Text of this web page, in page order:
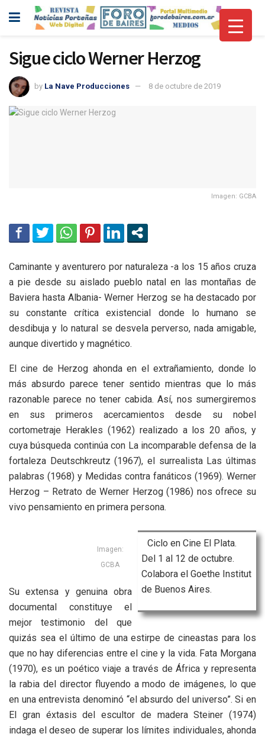
Sigue ciclo Werner Herzog
by La Nave Producciones 8 de octubre de 2019
Imagen: GCBA
Caminante y aventurero por naturaleza -a los 15 años cruza
a pie desde su aislado pueblo natal en las montañas de
Baviera hasta Albania- Werner Herzog se ha destacado por
su constante crítica existencial donde lo humano se
desdibuja y lo natural se desvela perverso, nada amigable,
aunque divertido y magnético.
El cine de Herzog ahonda en el extrañamiento, donde lo
más absurdo parece tener sentido mientras que lo más
razonable parece no tener cabida. Así, nos sumergiremos
en sus primeros acercamientos desde su nobel
cortometraje Herakles (1962) realizado a los 20 años, y
cuya búsqueda continúa con La incomparable defensa de la
fortaleza Deutschkreutz (1967), el surrealista Las últimas
palabras (1968) y Medidas contra fanáticos (1969). Werner
Herzog – Retrato de Werner Herzog (1986) nos ofrece su
vivo pensamiento en primera persona.
Ciclo en Cine El Plata.
Del 1 al 12 de octubre.
Colabora el Goethe Institut
de Buenos Aires.
Imagen:
GCBA
Su extensa y genuina obra
documental constituye el
mejor testimonio del que
quizás sea el último de una estirpe de cineastas para los
que no hay diferencias entre el cine y la vida. Fata Morgana
(1970), es un poético viaje a través de África y representa
la rabia del director fluyendo a modo de imágenes, lo que
en una entrevista denominó “el absurdo del universo”. Si en
El gran éxtasis del escultor de madera Steiner (1974)
indaga el deseo de superar los límites individuales, ahonda